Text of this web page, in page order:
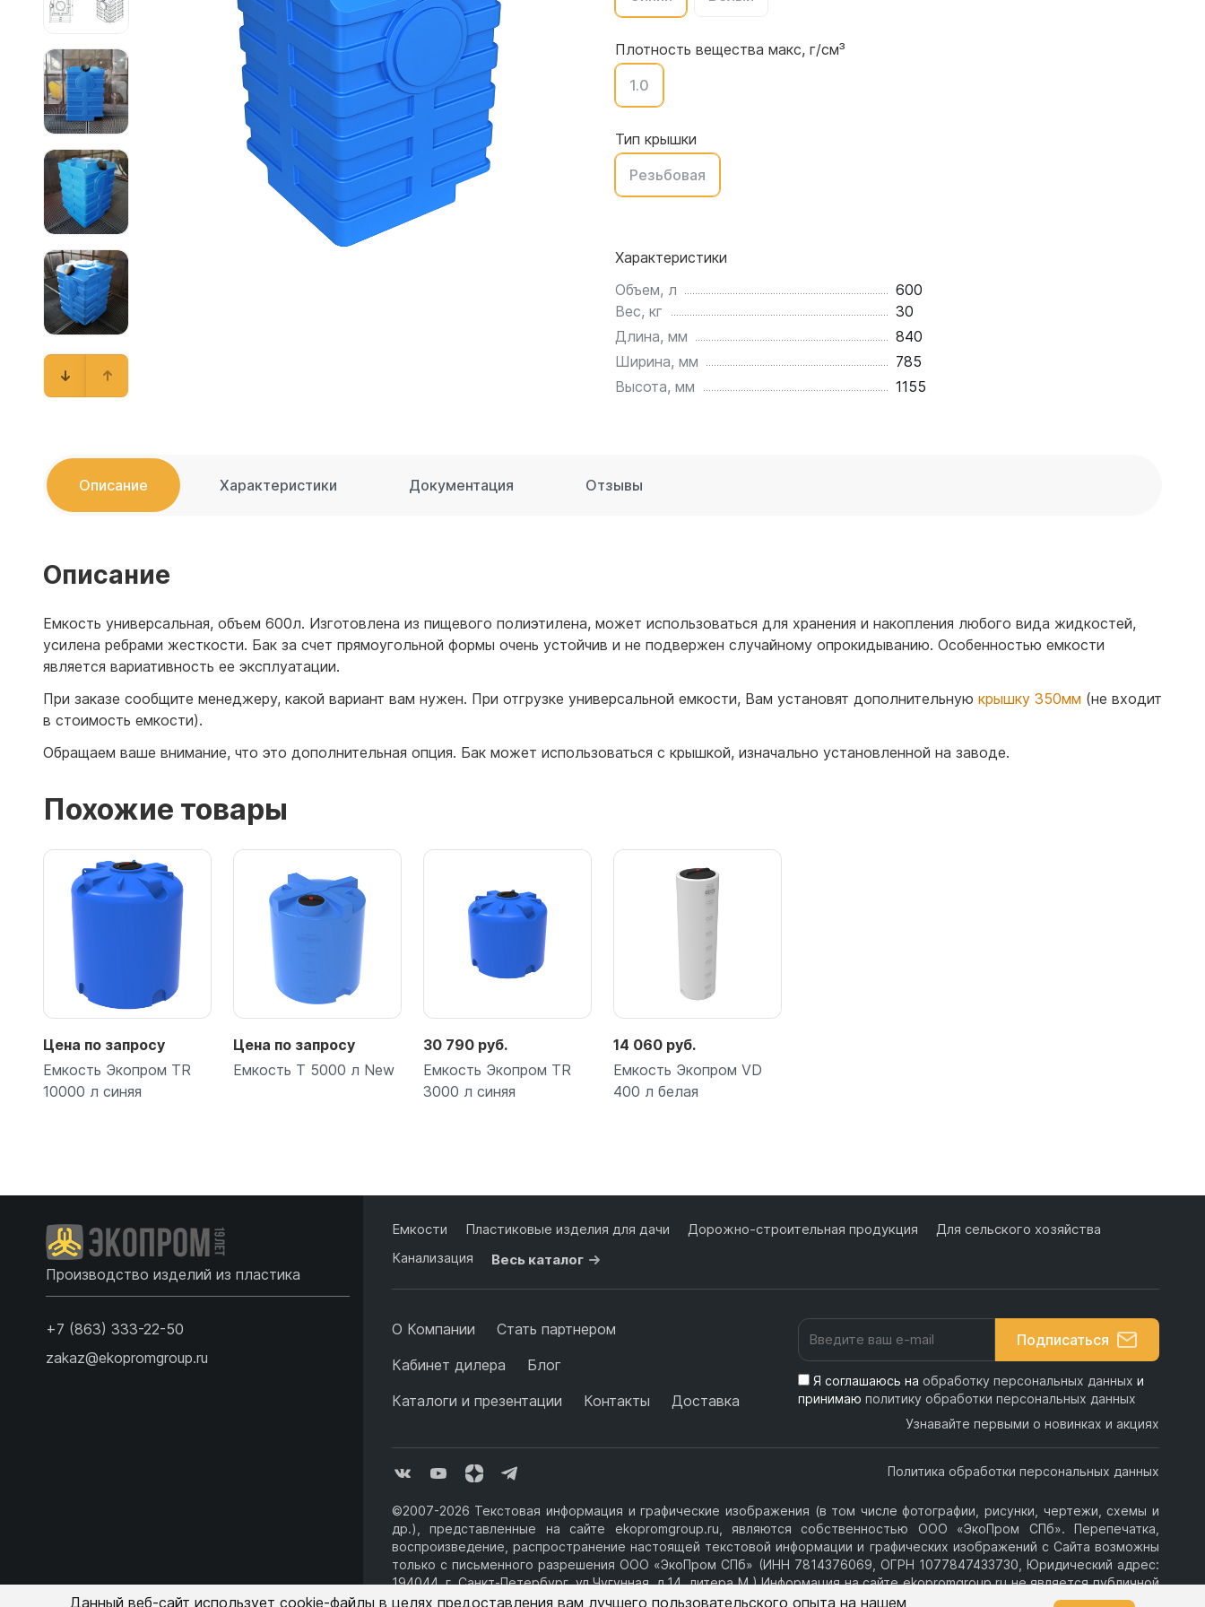
Емкости для воды 4500 литров
Емкости для воды 4000 литров
Емкости для воды 3000 литров
Емкости для воды 2500 литров
Емкости для воды 2000 литров
Емкости для воды 1500 литров
Емкости для воды 1000 литров
Емкости для воды 750 литров
Емкости для воды 600 литров
Емкости для воды 500 литров
ЦКТ для ферментации
Плотность вещества макс, г/см³
1.0
Тип крышки
Резьбовая
Характеристики
Объем, л
600
Вес, кг
30
Длина, мм
840
Ширина, мм
785
Высота, мм
1155
Описание Характеристики Документация Отзывы
Описание
Емкость универсальная, объем 600л. Изготовлена из пищевого полиэтилена, может использоваться для хранения и накопления любого вида жидкостей,
усилена ребрами жесткости. Бак за счет прямоугольной формы очень устойчив и не подвержен случайному опрокидыванию. Особенностью емкости
является вариативность ее эксплуатации.
При заказе сообщите менеджеру, какой вариант вам нужен. При отгрузке универсальной емкости, Вам установят дополнительную крышку 350мм (не входит
в стоимость емкости).
Обращаем ваше внимание, что это дополнительная опция. Бак может использоваться с крышкой, изначально установленной на заводе.
Похожие товары
Цена по запросу
Емкость Экопром TR
10000 л синяя
Цена по запросу
Емкость T 5000 л New
30 790 руб.
Емкость Экопром TR
3000 л синяя
14 060 руб.
Емкость Экопром VD
400 л белая
Производство изделий из пластика
+7 (863) 333-22-50
zakaz@ekopromgroup.ru
Емкости Пластиковые изделия для дачи Дорожно-строительная продукция
Для сельского хозяйства
Канализация
Весь каталог
О Компании
Стать партнером
Кабинет дилера
Блог
Каталоги и презентации
Контакты Доставка
Подписаться
Я соглашаюсь на обработку персональных данных и
принимаю политику обработки персональных данных
Узнавайте первыми о новинках и акциях
Политика обработки персональных данных
©2007-2026 Текстовая информация и графические изображения (в том числе фотографии, рисунки, чертежи, схемы и
др.), представленные на сайте ekopromgroup.ru, являются собственностью ООО «ЭкоПром СПб». Перепечатка,
воспроизведение, распространение настоящей текстовой информации и графических изображений с Сайта возможны
только с письменного разрешения ООО «ЭкоПром СПб» (ИНН 7814376069, ОГРН 1077847433730, Юридический адрес:
194044, г. Санкт-Петербург, ул.Чугунная, д.14, литера М.) Информация на сайте ekopromgroup.ru не является публичной
офертой.
Данный веб-сайт использует cookie-файлы в целях предоставления вам лучшего пользовательского опыта на нашем